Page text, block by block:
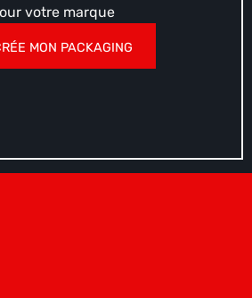
votre marque
MON PACKAGING